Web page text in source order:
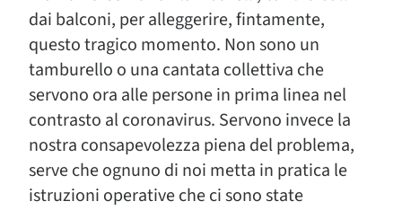
dai balconi, per alleggerire, fintamente,
questo tragico momento. Non sono un
tamburello o una cantata collettiva che
servono ora alle persone in prima linea nel
contrasto al coronavirus. Servono invece la
nostra consapevolezza piena del problema,
serve che ognuno di noi metta in pratica le
istruzioni operative che ci sono state